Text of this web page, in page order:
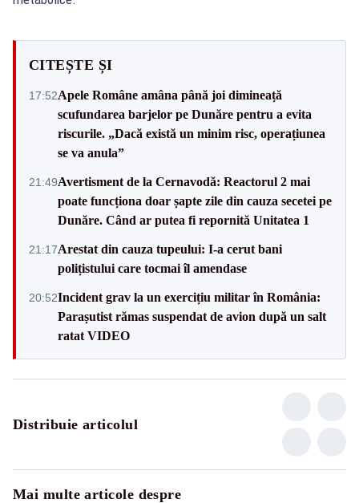
CITEȘTE ȘI
17:52Apele Române amâna până joi dimineață
scufundarea barjelor pe Dunăre pentru a evita
riscurile. „Dacă există un minim risc, operațiunea
se va anula”
21:49Avertisment de la Cernavodă: Reactorul 2 mai
poate funcționa doar șapte zile din cauza secetei pe
Dunăre. Când ar putea fi repornită Unitatea 1
21:17Arestat din cauza tupeului: I-a cerut bani
polițistului care tocmai îl amendase
20:52Incident grav la un exercițiu militar în România:
Parașutist rămas suspendat de avion după un salt
ratat VIDEO
Distribuie articolul
Mai multe articole despre